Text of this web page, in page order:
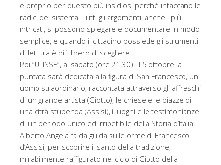
e proprio per questo più insidiosi perché intaccano le
radici del sistema. Tutti gli argomenti, anche i più
intricati, si possono spiegare e documentare in modo
semplice, e quando il cittadino possiede gli strumenti
di lettura è più libero di scegliere.
Poi “ULISSE”, al sabato (ore 21,30). il 5 ottobre la
puntata sarà dedicata alla figura di San Francesco, un
uomo straordinario, raccontata attraverso gli affreschi
di un grande artista (Giotto), le chiese e le piazze di
una città stupenda (Assisi), i luoghi e le testimonianze
di un periodo unico ed irripetibile della Storia d’Italia.
Alberto Angela fa da guida sulle orme di Francesco
d’Assisi, per scoprire il santo della tradizione,
mirabilmente raffigurato nel ciclo di Giotto della